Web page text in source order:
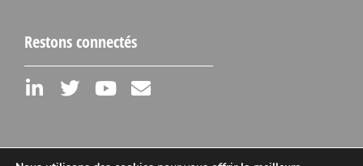
Restons connectés